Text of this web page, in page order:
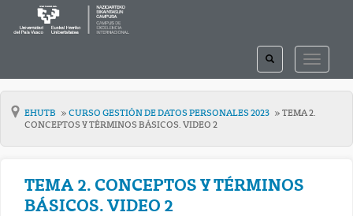
TOGGLE
TOGGLE
SEARCH
EHUTB CURSO GESTIÓN DE DATOS PERSONALES 2023
TEMA 2.
CONCEPTOS Y TÉRMINOS BÁSICOS. VIDEO 2
TEMA 2. CONCEPTOS Y TÉRMINOS
BÁSICOS. VIDEO 2